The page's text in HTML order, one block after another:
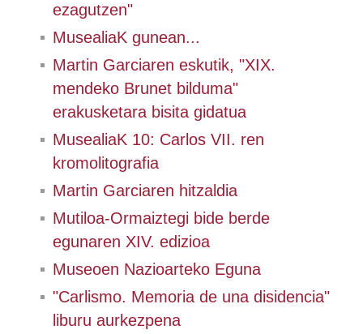
ezagutzen"
MusealiaK gunean...
Martin Garciaren eskutik, "XIX.
mendeko Brunet bilduma"
erakusketara bisita gidatua
MusealiaK 10: Carlos VII. ren
kromolitografia
Martin Garciaren hitzaldia
Mutiloa-Ormaiztegi bide berde
egunaren XIV. edizioa
Museoen Nazioarteko Eguna
"Carlismo. Memoria de una disidencia"
liburu aurkezpena